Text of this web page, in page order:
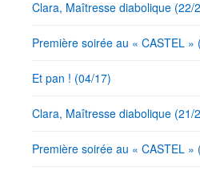
Clara, Maîtresse diabolique (22/
Première soirée au « CASTEL »
Et pan ! (04/17)
Clara, Maîtresse diabolique (21/
Première soirée au « CASTEL »